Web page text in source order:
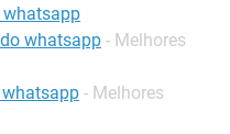
whatsapp
whatsapp - Melhores
- Melhores